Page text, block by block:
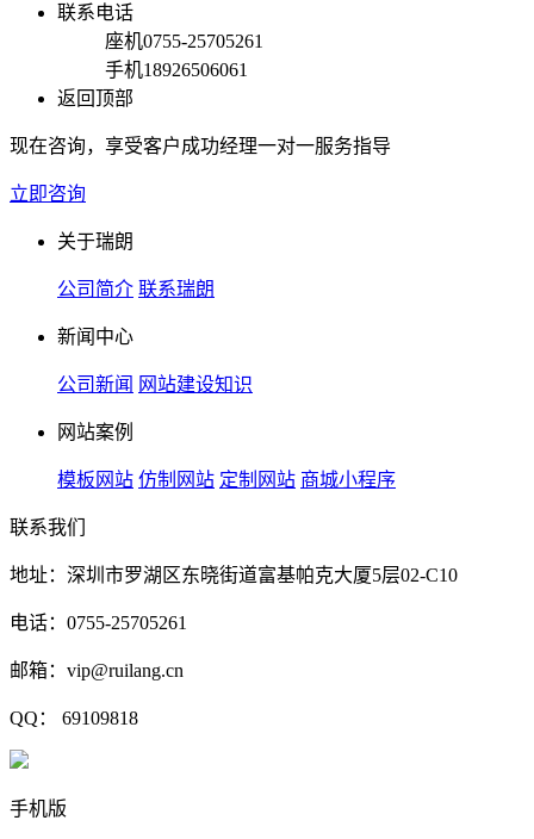
联系电话
座机0755-25705261
手机18926506061
返回顶部
现在咨询，享受客户成功经理一对一服务指导
立即咨询
关于瑞朗
公司简介 联系瑞朗
新闻中心
公司新闻 网站建设知识
网站案例
模板网站 仿制网站 定制网站 商城小程序
联系我们
地址：深圳市罗湖区东晓街道富基帕克大厦5层02-C10
电话：0755-25705261
邮箱：vip@ruilang.cn
QQ： 69109818
手机版